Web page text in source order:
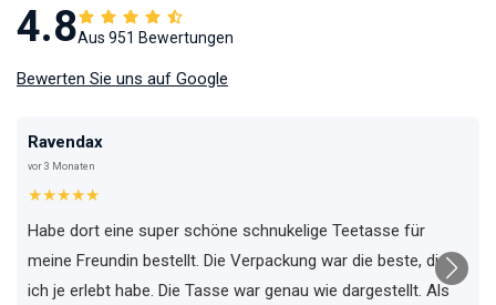
4.8Aus 951 Bewertungen
Bewerten Sie uns auf Google
Ravendax
vor 3 Monaten
★★★★★
Habe dort eine super schöne schnukelige Teetasse für
meine Freundin bestellt. Die Verpackung war die beste, die
ich je erlebt habe. Die Tasse war genau wie dargestellt. Als